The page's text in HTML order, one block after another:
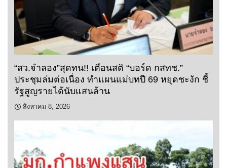
“สว.จำลอง”สุดทน!! เตือนสติ “บอร์ด กสทช.”
ประชุมล่มต่อเนื่อง ทำแผนแม่บทปี 69 หยุดชะงัก ชี้
รัฐสูญรายได้นับแสนล้าน
สิงหาคม 8, 2026